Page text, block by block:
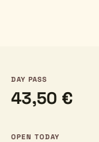
DAY PASS
43,50 €
OPEN TODAY